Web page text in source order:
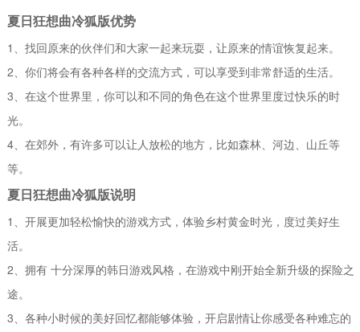
夏日狂想曲冷狐版优势
1、找回原来的伙伴们和大家一起来玩耍，让原来的情谊恢复起来。
2、你们将会有各种各样的交流方式，可以享受到非常舒适的生活。
3、在这个世界里，你可以和不同的角色在这个世界里度过快乐的时
光。
4、在郊外，有许多可以让人放松的地方，比如森林、河边、山丘等
等。
夏日狂想曲冷狐版说明
1、开展更加轻松愉快的游戏方式，体验乡村黄金时光，度过美好生
活。
2、拥有 十分深厚的韩日游戏风格，在游戏中刚开始全新升级的探险之
途。
3、各种小时候的美好回忆都能够体验，开启剧情让你感受各种难忘的